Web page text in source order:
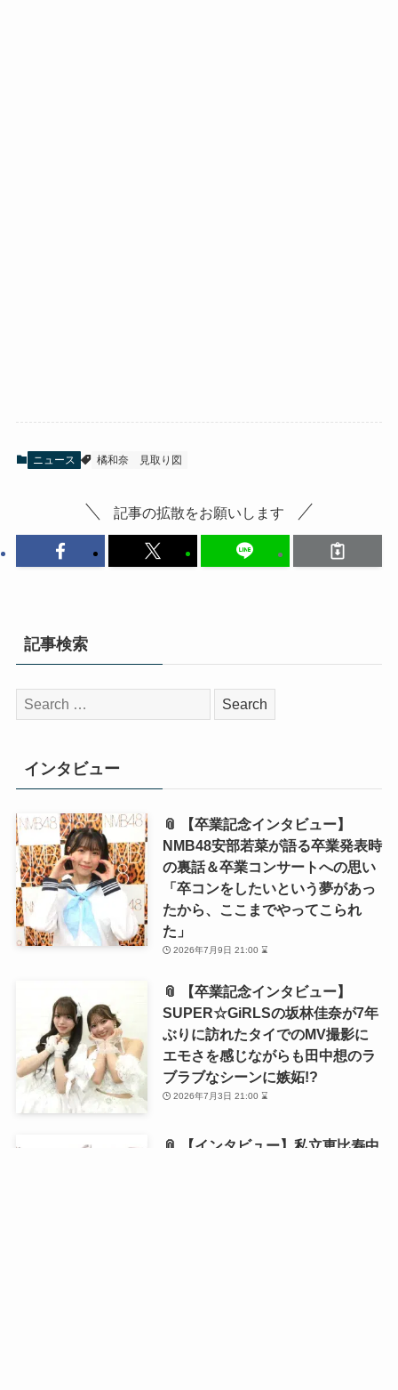
ニュース 橘和奈 見取り図
記事の拡散をお願いします
記事検索
検
索:
インタビュー
📎 【卒業記念インタビュー】
NMB48安部若菜が語る卒業発表時
の裏話＆卒業コンサートへの思い
「卒コンをしたいという夢があっ
たから、ここまでやってこられ
た」
2026年7月9日 21:00 ⌛
📎 【卒業記念インタビュー】
SUPER☆GiRLSの坂林佳奈が7年
ぶりに訪れたタイでのMV撮影に
エモさを感じながらも田中想のラ
ブラブなシーンに嫉妬!?
2026年7月3日 21:00 ⌛
📎 【インタビュー】私立恵比寿中